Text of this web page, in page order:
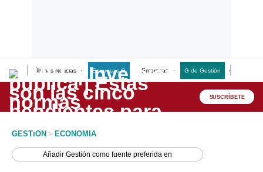
Últimas Noticias Empresas G Empresas G de Gestión
Lo último
Peru Quiosco SUSCRÍBETE
GESTION > ECONOMIA
AñadirGestión como fuente preferida en